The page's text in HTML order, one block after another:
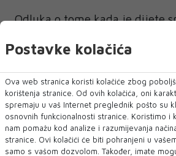
Odluka o tome kada je dijete
trebali žuriti samo zato što
Pustiti djecu da budu djeca
im kasnije vjerojatno biti
Postavke kolačića
Ova web stranica koristi kolačiće zbog
korištenja stranice. Od ovih kolačića, oni
spremaju u vaš Internet preglednik pošto su
osnovnih funkcionalnosti stranice. Koristimo i
nam pomažu kod analize i razumijevanja
stranice. Ovi kolačići će biti pohranjeni u
samo s vašom dozvolom. Također, imate